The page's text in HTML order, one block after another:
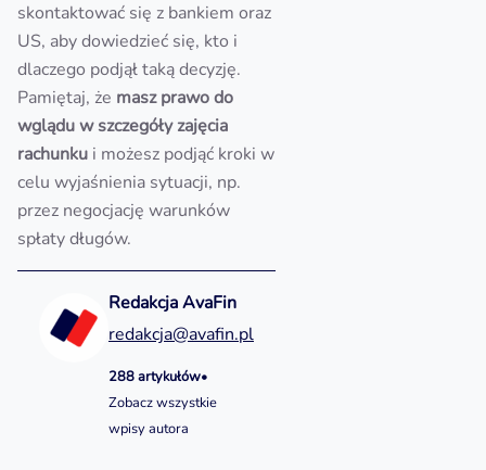
skontaktować się z bankiem oraz
US, aby dowiedzieć się, kto i
dlaczego podjął taką decyzję.
Pamiętaj, że masz prawo do
wglądu w szczegóły zajęcia
rachunku i możesz podjąć kroki w
celu wyjaśnienia sytuacji, np.
przez negocjację warunków
spłaty długów.
Redakcja AvaFin
redakcja@avafin.pl
288 artykułów•
Zobacz wszystkie
wpisy autora